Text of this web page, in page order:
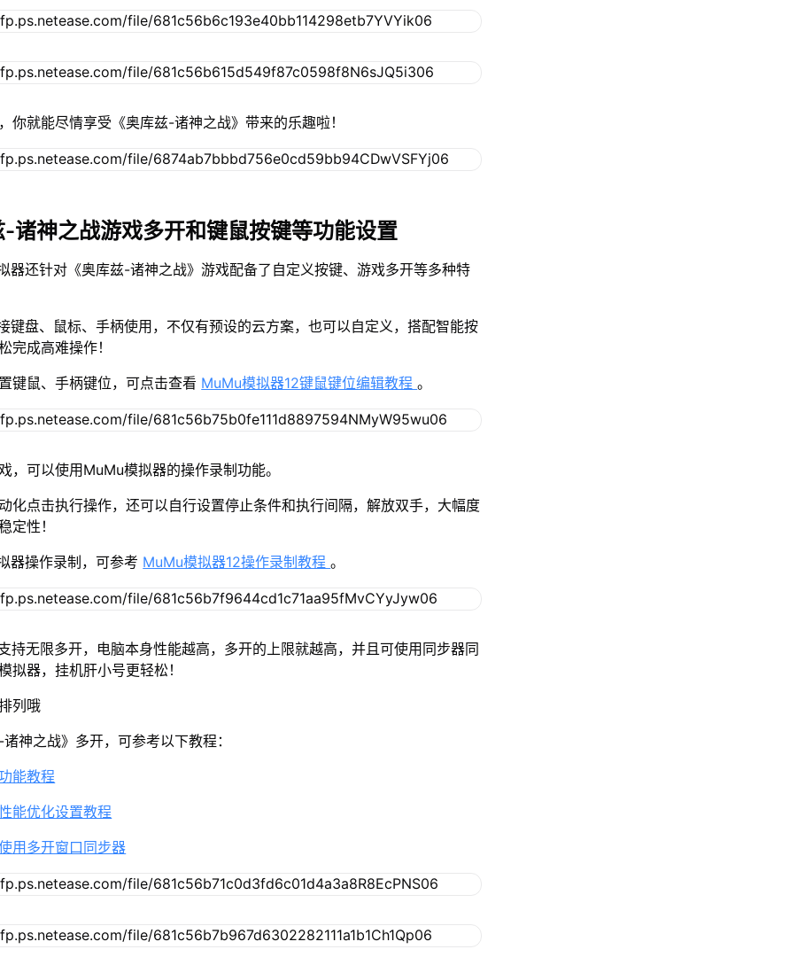
你就能尽情享受《奥库兹-诸神之战》带来的乐趣啦！
诸神之战游戏多开和键鼠按键等功能设置
器还针对《奥库兹-诸神之战》游戏配备了自定义按键、游戏多开等多种特
键盘、鼠标、手柄使用，不仅有预设的云方案，也可以自定义，搭配智能按
完成高难操作！
键鼠、手柄键位，可点击查看 MuMu模拟器12键鼠键位编辑教程。
，可以使用MuMu模拟器的操作录制功能。
化点击执行操作，还可以自行设置停止条件和执行间隔，解放双手，大幅度
定性！
器操作录制，可参考 MuMu模拟器12操作录制教程。
持无限多开，电脑本身性能越高，多开的上限就越高，并且可使用同步器同
拟器，挂机肝小号更轻松！
列哦
神之战》多开，可参考以下教程：
能教程
能优化设置教程
用多开窗口同步器